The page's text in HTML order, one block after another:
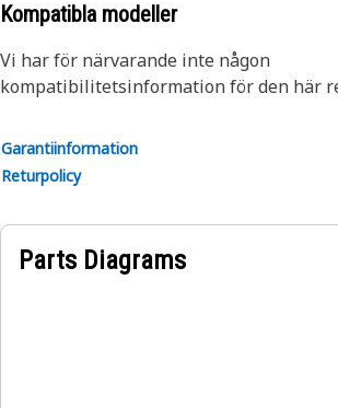
Kompatibla modeller
Vi har för närvarande inte någon
kompatibilitetsinformation för den här
Garantiinformation
Returpolicy
Parts Diagrams